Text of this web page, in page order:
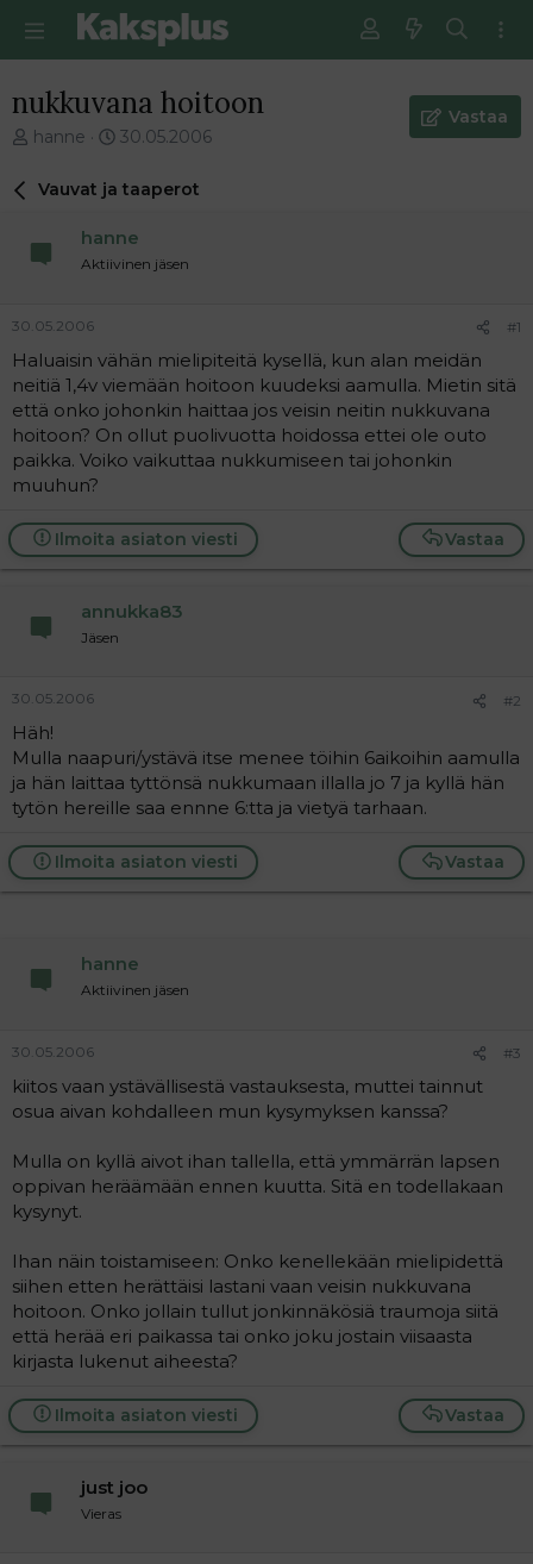
nukkuvana hoitoon
V
e
i
t
u
n
a
l
o
t
t
a
j
hanne
E
s
m
ä
n
v
e
s
30.05.2006
Vastaa
Vauvat ja taaperot
hanne
Aktiivinen jäsen
30.05.2006 #1
Haluaisin vähän mielipiteitä kysellä, kun alan meidän
neitiä 1,4v viemään hoitoon kuudeksi aamulla. Mietin sitä
että onko johonkin haittaa jos veisin neitin nukkuvana
hoitoon? On ollut puolivuotta hoidossa ettei ole outo
paikka. Voiko vaikuttaa nukkumiseen tai johonkin
muuhun?
Vastaa
Ilmoita asiaton viesti
annukka83
Jäsen
30.05.2006 #2
Häh!
Mulla naapuri/ystävä itse menee töihin 6aikoihin aamulla
ja hän laittaa tyttönsä nukkumaan illalla jo 7 ja kyllä hän
tytön hereille saa ennne 6:tta ja vietyä tarhaan.
Vastaa
Ilmoita asiaton viesti
hanne
Aktiivinen jäsen
30.05.2006 #3
kiitos vaan ystävällisestä vastauksesta, muttei tainnut
osua aivan kohdalleen mun kysymyksen kanssa?
Mulla on kyllä aivot ihan tallella, että ymmärrän lapsen
oppivan heräämään ennen kuutta. Sitä en todellakaan
kysynyt.
Ihan näin toistamiseen: Onko kenellekään mielipidettä
siihen etten herättäisi lastani vaan veisin nukkuvana
hoitoon. Onko jollain tullut jonkinnäkösiä traumoja siitä
että herää eri paikassa tai onko joku jostain viisaasta
kirjasta lukenut aiheesta?
Vastaa
Ilmoita asiaton viesti
just joo
Vieras